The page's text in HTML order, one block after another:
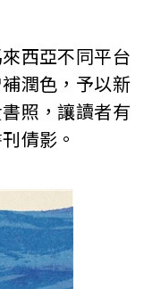
西亞不同平台
潤色，予以新
照，讓讀者有
倩影。